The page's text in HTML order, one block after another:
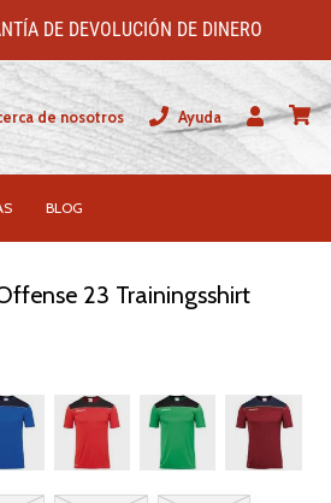
DE DEVOLUCIÓN DE DINERO
de nosotros
Ayuda
Usuario
BLOG
23 Trainingsshirt